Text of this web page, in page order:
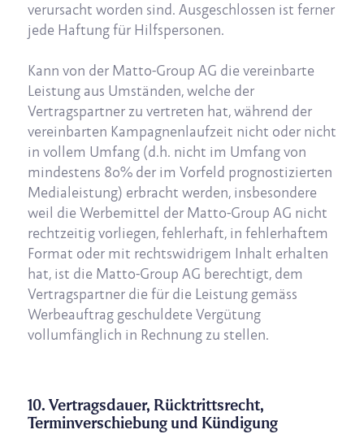
verursacht worden sind. Ausgeschlossen ist ferner
jede Haftung für Hilfspersonen.
Kann von der Matto-Group AG die vereinbarte
Leistung aus Umständen, welche der
Vertragspartner zu vertreten hat, während der
vereinbarten Kampagnenlaufzeit nicht oder nicht
in vollem Umfang (d.h. nicht im Umfang von
mindestens 80% der im Vorfeld prognostizierten
Medialeistung) erbracht werden, insbesondere
weil die Werbemittel der Matto-Group AG nicht
rechtzeitig vorliegen, fehlerhaft, in fehlerhaftem
Format oder mit rechtswidrigem Inhalt erhalten
hat, ist die Matto-Group AG berechtigt, dem
Vertragspartner die für die Leistung gemäss
Werbeauftrag geschuldete Vergütung
vollumfänglich in Rechnung zu stellen.
10. Vertragsdauer, Rücktrittsrecht,
Terminverschiebung und Kündigung